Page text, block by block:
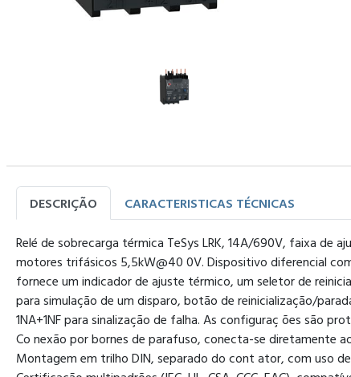
DESCRIÇÃO CARACTERISTICAS TÉCNICAS
Relé de sobrecarga térmica TeSys LRK, 14A/690V, faixa de
motores trifásicos 5,5kW@40 0V. Dispositivo diferencial
fornece um indicador de ajuste térmico, um seletor de
para simulação de um disparo, botão de reinicialização/
1NA+1NF para sinalização de falha. As configuraç ões são
Co nexão por bornes de parafuso, conecta-se diretamente
Montagem em trilho DIN, separado do cont ator, com uso